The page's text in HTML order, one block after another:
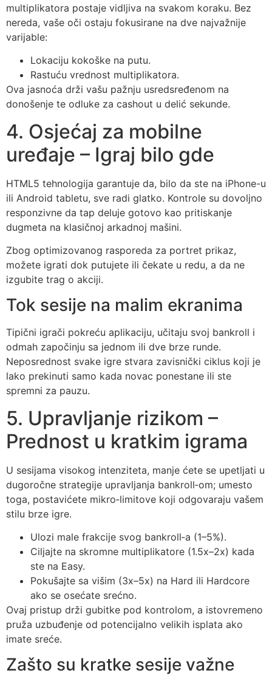
multiplikatora postaje vidljiva na svakom koraku. Bez
nereda, vaše oči ostaju fokusirane na dve najvažnije
varijable:
Lokaciju kokoške na putu.
Rastuću vrednost multiplikatora.
Ova jasnoća drži vašu pažnju usredsređenom na
donošenje te odluke za cashout u delić sekunde.
4. Osjećaj za mobilne
uređaje – Igraj bilo gde
HTML5 tehnologija garantuje da, bilo da ste na iPhone-u
ili Android tabletu, sve radi glatko. Kontrole su dovoljno
responzivne da tap deluje gotovo kao pritiskanje
dugmeta na klasičnoj arkadnoj mašini.
Zbog optimizovanog rasporeda za portret prikaz,
možete igrati dok putujete ili čekate u redu, a da ne
izgubite trag o akciji.
Tok sesije na malim ekranima
Tipični igrači pokreću aplikaciju, učitaju svoj bankroll i
odmah započinju sa jednom ili dve brze runde.
Neposrednost svake igre stvara zavisnički ciklus koji je
lako prekinuti samo kada novac ponestane ili ste
spremni za pauzu.
5. Upravljanje rizikom –
Prednost u kratkim igrama
U sesijama visokog intenziteta, manje ćete se upetljati u
dugoročne strategije upravljanja bankroll‑om; umesto
toga, postavićete mikro‑limitove koji odgovaraju vašem
stilu brze igre.
Ulozi male frakcije svog bankroll‑a (1–5%).
Ciljajte na skromne multiplikatore (1.5x–2x) kada
ste na Easy.
Pokušajte sa višim (3x–5x) na Hard ili Hardcore
ako se osećate srećno.
Ovaj pristup drži gubitke pod kontrolom, a istovremeno
pruža uzbuđenje od potencijalno velikih isplata ako
imate sreće.
Zašto su kratke sesije važne